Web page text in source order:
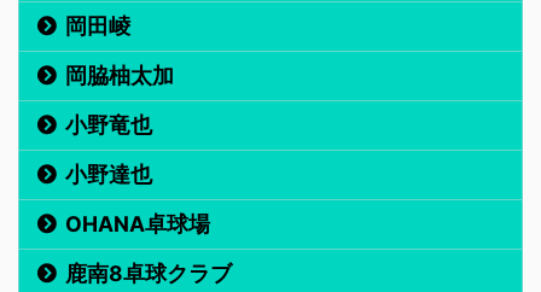
岡田崚
岡脇柚太加
小野竜也
小野達也
OHANA卓球場
鹿南8卓球クラブ